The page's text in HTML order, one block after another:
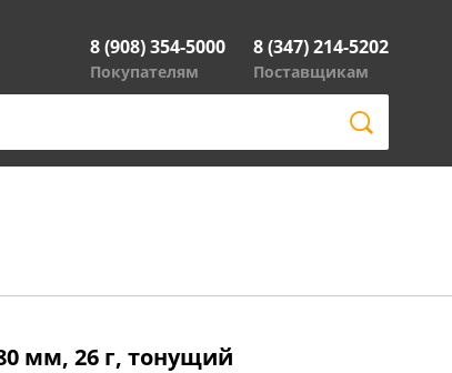
8 (908) 354-5000
Покупателям
8 (347) 214-5202
Поставщикам
мм, 26 г, тонущий